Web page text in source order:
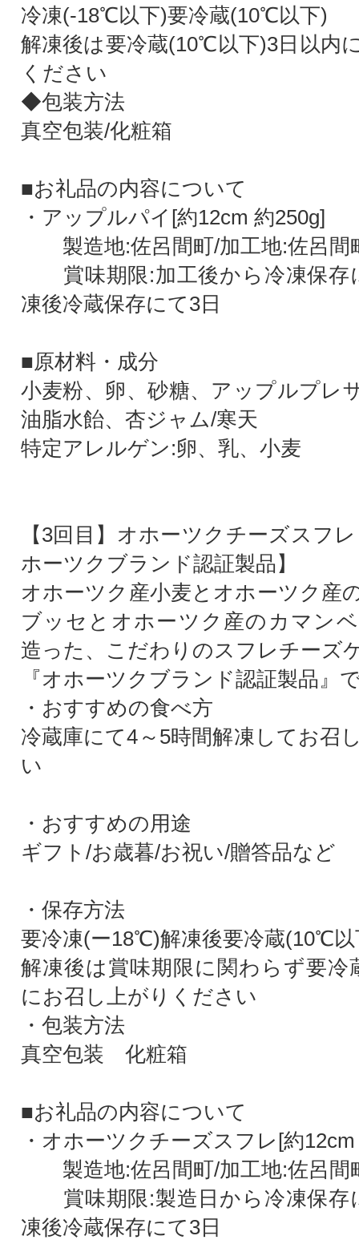
冷凍(-18℃以下)要冷蔵(10℃以下)
解凍後は要冷蔵(10℃以下)3日以内
ください
◆包装方法
真空包装/化粧箱
■お礼品の内容について
・アップルパイ[約12cm 約250g]
製造地:佐呂間町/加工地:佐呂間
賞味期限:加工後から冷凍保存
凍後冷蔵保存にて3日
■原材料・成分
小麦粉、卵、砂糖、アップルプレ
油脂水飴、杏ジャム/寒天
特定アレルゲン:卵、乳、小麦
【3回目】オホーツクチーズスフ
ホーツクブランド認証製品】
オホーツク産小麦とオホーツク産
ブッセとオホーツク産のカマン
造った、こだわりのスフレチーズ
『オホーツクブランド認証製品』
・おすすめの食べ方
冷蔵庫にて4～5時間解凍してお召
い
・おすすめの用途
ギフト/お歳暮/お祝い/贈答品など
・保存方法
要冷凍(ー18℃)解凍後要冷蔵(10℃以
解凍後は賞味期限に関わらず要冷
にお召し上がりください
・包装方法
真空包装 化粧箱
■お礼品の内容について
・オホーツクチーズスフレ[約
製造地:佐呂間町/加工地:佐呂間
賞味期限:製造日から冷凍保存
凍後冷蔵保存にて3日